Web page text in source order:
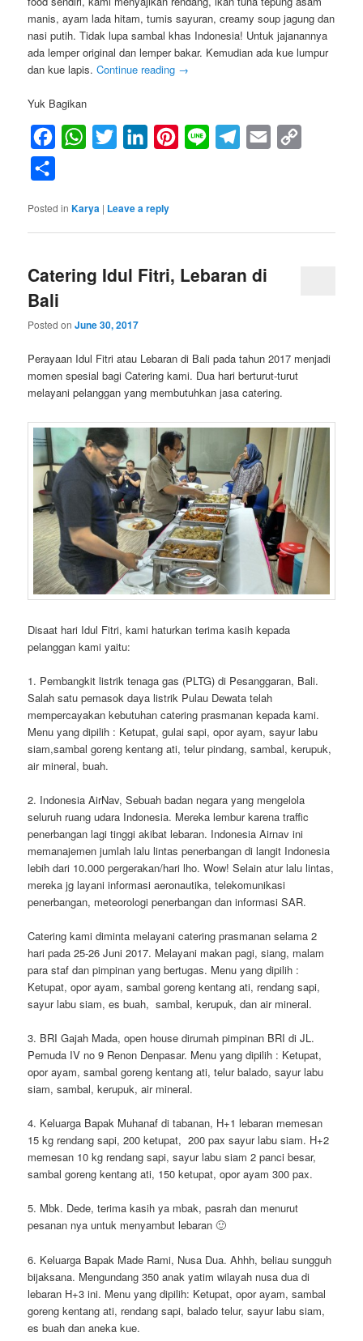
manis, ayam lada hitam, tumis sayuran, creamy soup jagung dan
nasi putih. Tidak lupa sambal khas Indonesia! Untuk jajanannya
ada lemper original dan lemper bakar. Kemudian ada kue lumpur
dan kue lapis.Continue reading →
Yuk Bagikan
FacebookWhatsApp
Twitter LinkedInPinterest
Line Telegram
Email
Posted in Karya | Leave a reply
Catering Idul Fitri, Lebaran di
Bali
Posted onJune 30, 2017
Perayaan Idul Fitri atau Lebaran di Bali pada tahun 2017 menjadi
momen spesial bagi Catering kami. Dua hari berturut-turut
melayani pelanggan yang membutuhkan jasa catering.
Disaat hari Idul Fitri, kami haturkan terima kasih kepada
pelanggan kami yaitu:
1. Pembangkit listrik tenaga gas (PLTG) di Pesanggaran, Bali.
Salah satu pemasok daya listrik Pulau Dewata telah
mempercayakan kebutuhan catering prasmanan kepada kami.
Menu yang dipilih : Ketupat, gulai sapi, opor ayam, sayur labu
siam,sambal goreng kentang ati, telur pindang, sambal, kerupuk,
air mineral, buah.
2. Indonesia AirNav, Sebuah badan negara yang mengelola
seluruh ruang udara Indonesia. Mereka lembur karena traffic
penerbangan lagi tinggi akibat lebaran. Indonesia Airnav ini
memanajemen jumlah lalu lintas penerbangan di langit Indonesia
lebih dari 10.000 pergerakan/hari lho. Wow! Selain atur lalu lintas,
mereka jg layani informasi aeronautika, telekomunikasi
penerbangan, meteorologi penerbangan dan informasi SAR.
Catering kami diminta melayani catering prasmanan selama 2
hari pada 25-26 Juni 2017. Melayani makan pagi, siang, malam
para staf dan pimpinan yang bertugas. Menu yang dipilih :
Ketupat, opor ayam, sambal goreng kentang ati, rendang sapi,
sayur labu siam, es buah, sambal, kerupuk, dan air mineral.
3. BRI Gajah Mada, open house dirumah pimpinan BRI di JL.
Pemuda IV no 9 Renon Denpasar. Menu yang dipilih : Ketupat,
opor ayam, sambal goreng kentang ati, telur balado, sayur labu
siam, sambal, kerupuk, air mineral.
4. Keluarga Bapak Muhanaf di tabanan, H+1 lebaran memesan
15 kg rendang sapi, 200 ketupat, 200 pax sayur labu siam. H+2
memesan 10 kg rendang sapi, sayur labu siam 2 panci besar,
sambal goreng kentang ati, 150 ketupat, opor ayam 300 pax.
5. Mbk. Dede, terima kasih ya mbak, pasrah dan menurut
pesanan nya untuk menyambut lebaran 🙂
6. Keluarga Bapak Made Rami, Nusa Dua. Ahhh, beliau sungguh
bijaksana. Mengundang 350 anak yatim wilayah nusa dua di
lebaran H+3 ini. Menu yang dipilih: Ketupat, opor ayam, sambal
goreng kentang ati, rendang sapi, balado telur, sayur labu siam,
es buah dan aneka kue.